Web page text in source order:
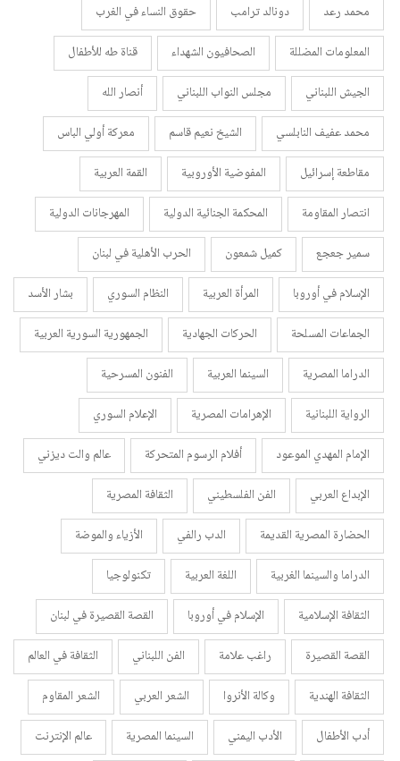
محمد رعد
دونالد ترامب
حقوق النساء في الغرب
المعلومات المضللة
الصحافيون الشهداء
قناة طه للأطفال
الجيش اللبناني
مجلس النواب اللبناني
أنصار الله
محمد عفيف النابلسي
الشيخ نعيم قاسم
معركة أولي الباس
مقاطعة إسرائيل
المفوضية الأوروبية
القمة العربية
انتصار المقاومة
المحكمة الجنائية الدولية
المهرجانات الدولية
سمير جعجع
كميل شمعون
الحرب الأهلية في لبنان
الإسلام في أوروبا
المرأة العربية النظام السوري
بشار الأسد
الجماعات المسلحة
الحركات الجهادية
الجمهورية السورية العربية
الدراما المصرية
السينما العربية
الفنون المسرحية
الرواية اللبنانية
الإهرامات المصرية
الإعلام السوري
الإمام المهدي الموعود
أفلام الرسوم المتحركة
عالم والت ديزني
الإبداع العربي
الفن الفلسطيني
الثقافة المصرية
الحضارة المصرية القديمة
الدب رالفي
الأزياء والموضة
الدراما والسينما الغربية
اللغة العربية
تكنولوجيا
الثقافة الإسلامية
الإسلام في أوروبا
القصة القصيرة في لبنان
القصة القصيرة
راغب علامة الفن اللبناني
الثقافة في العالم
الثقافة الهندية
وكالة الأنروا الشعر العربي
الشعر المقاوم
أدب الأطفال
الأدب اليمني السينما المصرية
عالم الإنترنت